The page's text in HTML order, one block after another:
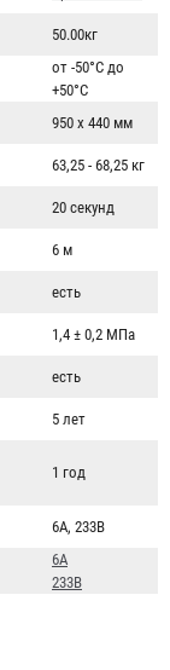
50.00кг
от -50°С до
+50°С
950 х 440 мм
63,25 - 68,25 кг
20 секунд
6 м
есть
1,4 ± 0,2 МПа
есть
5 лет
1 год
6A, 233B
6А
233В